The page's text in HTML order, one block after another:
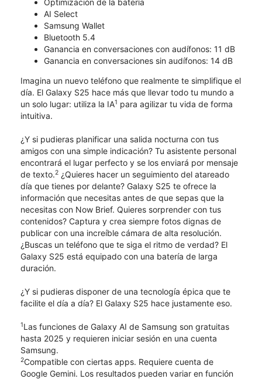
Optimización de la batería
AI Select
Samsung Wallet
Bluetooth 5.4
Ganancia en conversaciones con audífonos: 11 dB
Ganancia en conversaciones sin audífonos: 14 dB
Imagina un nuevo teléfono que realmente te simplifique el
día. El Galaxy S25 hace más que llevar todo tu mundo a
un solo lugar: utiliza la IA1 para agilizar tu vida de forma
intuitiva.
¿Y si pudieras planificar una salida nocturna con tus
amigos con una simple indicación? Tu asistente personal
encontrará el lugar perfecto y se los enviará por mensaje
de texto.2 ¿Quieres hacer un seguimiento del atareado
día que tienes por delante? Galaxy S25 te ofrece la
información que necesitas antes de que sepas que la
necesitas con Now Brief. Quieres sorprender con tus
contenidos? Captura y crea siempre fotos dignas de
publicar con una increíble cámara de alta resolución.
¿Buscas un teléfono que te siga el ritmo de verdad? El
Galaxy S25 está equipado con una batería de larga
duración.
¿Y si pudieras disponer de una tecnología épica que te
facilite el día a día? El Galaxy S25 hace justamente eso.
1Las funciones de Galaxy AI de Samsung son gratuitas
hasta 2025 y requieren iniciar sesión en una cuenta
Samsung.
2Compatible con ciertas apps. Requiere cuenta de
Google Gemini. Los resultados pueden variar en función